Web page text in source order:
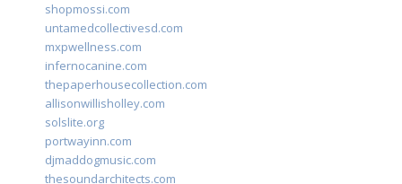
shopmossi.com
untamedcollectivesd.com
mxpwellness.com
infernocanine.com
thepaperhousecollection.com
allisonwillisholley.com
solslite.org
portwayinn.com
djmaddogmusic.com
thesoundarchitects.com